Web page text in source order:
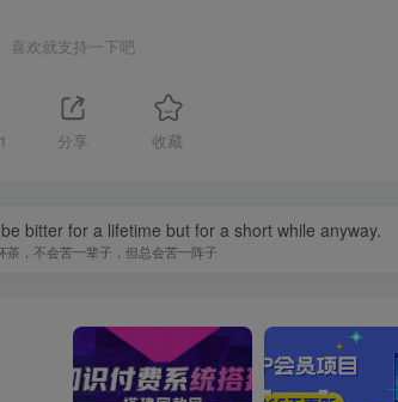
喜欢就支持一下吧
分享 收藏
bitter for a lifetime but for a short while anyway.
茶，不会苦一辈子，但总会苦一阵子